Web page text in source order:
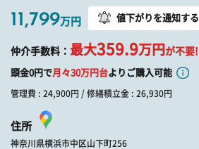
11,799万円 値下がりを通知する
仲介手数料： 最大359.9万円 が不要!
頭金0円で月々30万円台よりご購入可能
管理費 : 24,900円 / 修繕積立金 : 26,930円
住所
神奈川県横浜市中区山下町256